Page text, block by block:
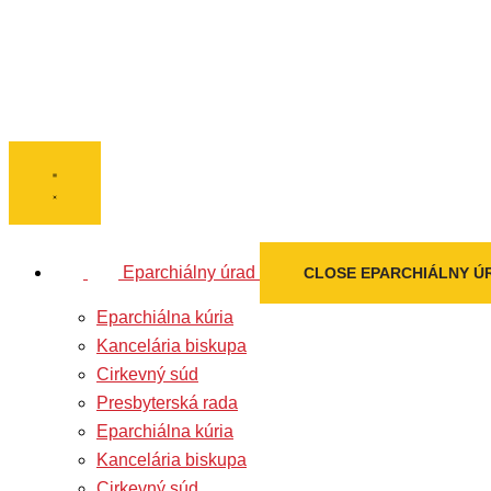
Eparchiálny úrad CLOSE EPARCHIÁLNY
Eparchiálna kúria
Kancelária biskupa
Cirkevný súd
Presbyterská rada
Eparchiálna kúria
Kancelária biskupa